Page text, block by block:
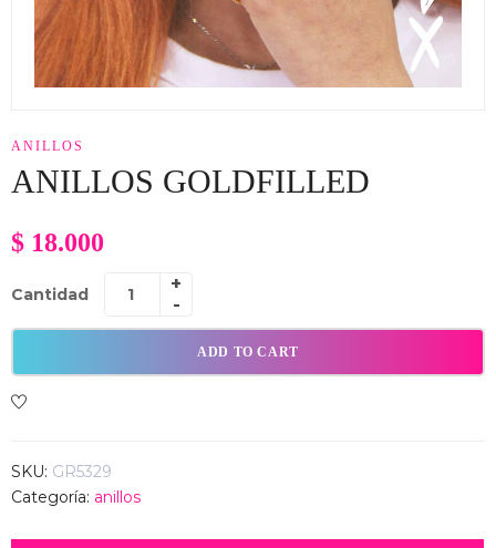
ANILLOS
ANILLOS GOLDFILLED
$ 18.000
Cantidad
ADD TO CART
SKU: GR5329
Categoría: anillos